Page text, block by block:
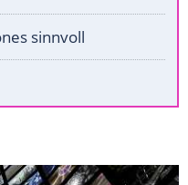
sinnvoll